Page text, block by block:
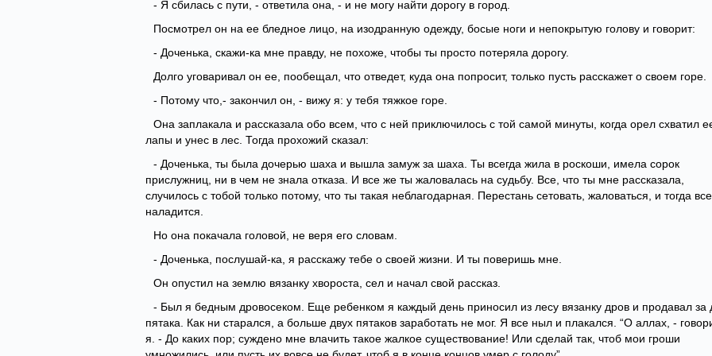
- Я сбилась с пути, - ответила она, - и не могу найти дорогу в город.
Посмотрел он на ее бледное лицо, на изодранную одежду, босые ноги и непокрытую голову и говорит:
- Доченька, скажи-ка мне правду, не похоже, чтобы ты просто потеряла дорогу.
Долго уговаривал он ее, пообещал, что отведет, куда она попросит, только пусть расскажет о своем горе.
- Потому что,- закончил он, - вижу я: у тебя тяжкое горе.
Она заплакала и рассказала обо всем, что с ней приключилось с той самой минуты, когда орел схватил
лапы и унес в лес. Тогда прохожий сказал:
- Доченька, ты была дочерью шаха и вышла замуж за шаха. Ты всегда жила в роскоши, имела сорок
прислужниц, ни в чем не знала отказа. И все же ты жаловалась на судьбу. Все, что ты мне рассказала,
случилось с тобой только потому, что ты такая неблагодарная. Перестань сетовать, жаловаться, и тогда все
наладится.
Но она покачала головой, не веря его словам.
- Доченька, послушай-ка, я расскажу тебе о своей жизни. И ты поверишь мне.
Он опустил на землю вязанку хвороста, сел и начал свой рассказ.
- Был я бедным дровосеком. Еще ребенком я каждый день приносил из лесу вязанку дров и продавал за
пятака. Как ни старался, а больше двух пятаков заработать не мог. Я все ныл и плакался. “О аллах, -
я. - До каких пор; суждено мне влачить такое жалкое существование! Или сделай так, чтоб мои гроши